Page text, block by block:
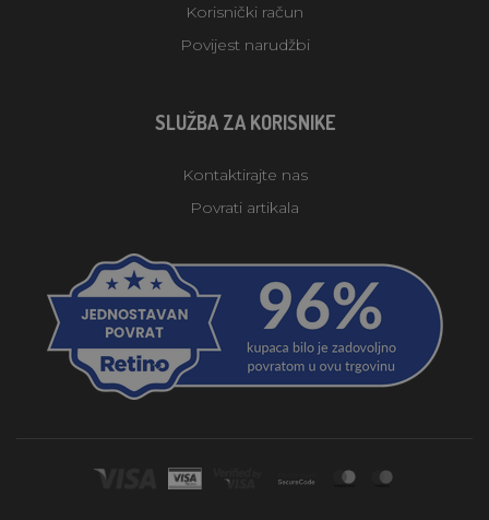
Korisnički račun
Povijest narudžbi
SLUŽBA ZA KORISNIKE
Kontaktirajte nas
Povrati artikala